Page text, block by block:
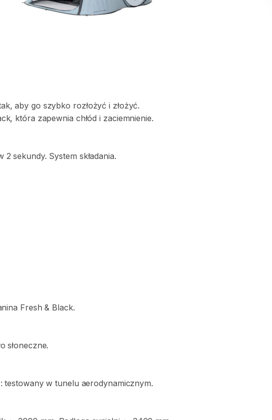
​,​ aby go szybko rozłożyć i złożyć.
​,​ która zapewnia chłód i zaciemnienie.
2 sekundy. System składania.
Fresh & Black.
słoneczne.
testowany w tunelu aerodynamicznym.